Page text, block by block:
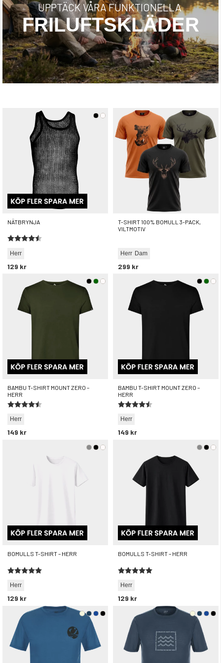
UPPTÄCK VÅRA FUNKTIONELLA
FRILUFTSKLÄDER
NÄTBRYNJA
Herr
129 kr
Betyg:
4.6 utav 5 stjärnor
T-SHIRT 100% BOMULL 3-PACK,
VILTMOTIV
Dam
Herr
299 kr
BAMBU T-SHIRT MOUNT ZERO –
HERR
Herr
149 kr
Betyg:
4.2 utav 5 stjärnor
BAMBU T-SHIRT MOUNT ZERO –
HERR
Herr
149 kr
Betyg:
4.2 utav 5 stjärnor
BOMULLS T-SHIRT – HERR
Herr
129 kr
Betyg:
5.0 utav 5 stjärnor
BOMULLS T-SHIRT – HERR
Herr
129 kr
Betyg:
5.0 utav 5 stjärnor